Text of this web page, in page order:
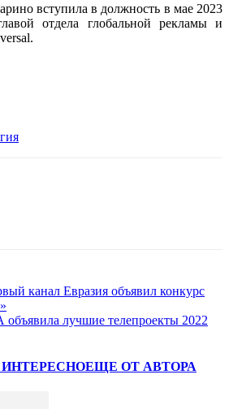
вступила в должность в мае 2023
отдела глобальной рекламы и
канал Евразия объявил конкурс
лучшие телепроекты 2022
ЕЩЕ ОТ АВТОРА